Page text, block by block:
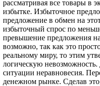
рассматривая все товары в
избытке. Избыточное
предложение в обмен на
избыточный спрос по
превышение предложения
возможно, так как это
реальному миру, то этим
логическую невозможность.
ситуации неравновесия.
денежном рынке. Сделав